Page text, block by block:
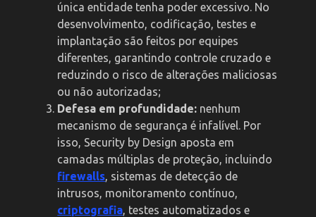
única entidade tenha poder excessivo. No
desenvolvimento, codificação, testes e
implantação são feitos por equipes
diferentes, garantindo controle cruzado e
reduzindo o risco de alterações maliciosas
ou não autorizadas;
Defesa em profundidade: nenhum
mecanismo de segurança é infalível. Por
isso, Security by Design aposta em
camadas múltiplas de proteção, incluindo
firewalls, sistemas de detecção de
intrusos, monitoramento contínuo,
criptografia, testes automatizados e